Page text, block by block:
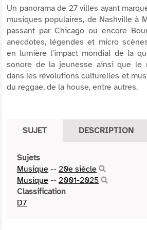
Un panorama de 27 villes ayant
musiques populaires, de Nashville à
passant par Chicago ou encore
anecdotes, légendes et micro
en lumière l'impact mondial de la
sonore de la jeunesse ainsi que le
dans les révolutions culturelles et
du reggae, de la house, entre autres.
SUJET DESCRIPTION
Sujets
Musique -- 20e siècle
Musique -- 2001-2025
Classification
D7